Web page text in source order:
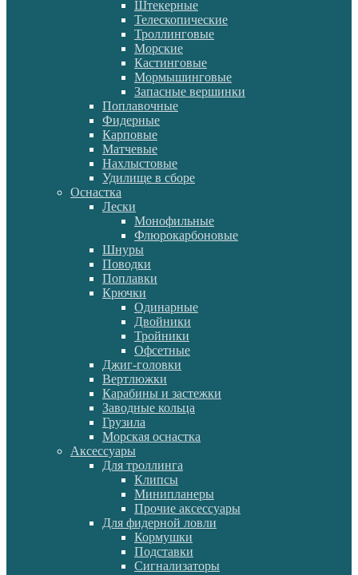
Штекерные
Телескопические
Троллинговые
Морские
Кастинговые
Мормышинговые
Запасные вершинки
Поплавочные
Фидерные
Карповые
Матчевые
Нахлыстовые
Удилище в сборе
Оснастка
Лески
Монофильные
Флюрокарбоновые
Шнуры
Поводки
Поплавки
Крючки
Одинарные
Двойники
Тройники
Офсетные
Джиг-головки
Вертлюжки
Карабины и застежки
Заводные кольца
Грузила
Морская оснастка
Аксессуары
Для троллинга
Клипсы
Минипланеры
Прочие аксессуары
Для фидерной ловли
Кормушки
Подставки
Сигнализаторы